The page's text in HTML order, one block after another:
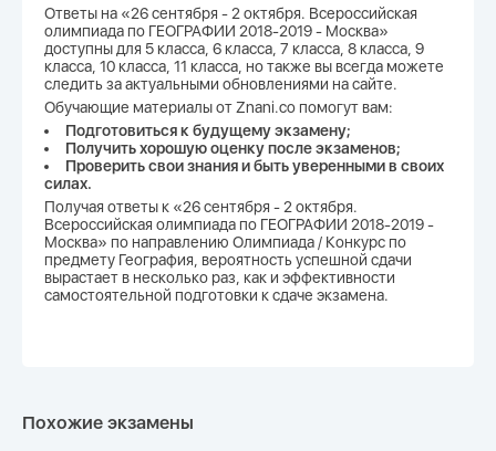
Ответы на «26 сентября - 2 октября. Всероссийская
олимпиада по ГЕОГРАФИИ 2018-2019 - Москва»
доступны для 5 класса, 6 класса, 7 класса, 8 класса, 9
класса, 10 класса, 11 класса, но также вы всегда можете
следить за актуальными обновлениями на сайте.
Обучающие материалы от Znani.co помогут вам:
Подготовиться к будущему экзамену;
Получить хорошую оценку после экзаменов;
Проверить свои знания и быть уверенными в своих
силах.
Получая ответы к «26 сентября - 2 октября.
Всероссийская олимпиада по ГЕОГРАФИИ 2018-2019 -
Москва» по направлению Олимпиада / Конкурс по
предмету География, вероятность успешной сдачи
вырастает в несколько раз, как и эффективности
самостоятельной подготовки к сдаче экзамена.
Похожие экзамены